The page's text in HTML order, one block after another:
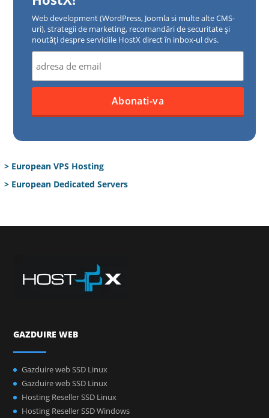
Web development (WordPress, Joomla si multe alte CMS-
uri), strategii de marketing, recomandări de securitate și
noutăți despre serviciile HostX direct în inbox-ul dvs.
> European VPS Hosting
> European Dedicated Servers
GAZDUIRE WEB
Gazduire web SSD Linux
Gazduire web SSD Linux
Hosting Reseller SSD Linux
Hosting Reseller SSD Windows